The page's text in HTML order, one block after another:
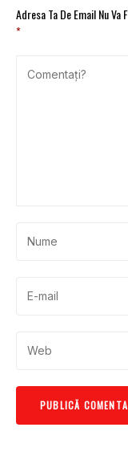
Adresa Ta De Email Nu Va
*